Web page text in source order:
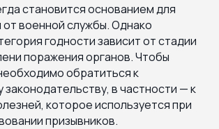
становится основанием для
военной службы. Однако
годности зависит от стадии
поражения органов. Чтобы
обратиться к
в частности — к
которое используется при
призывников.